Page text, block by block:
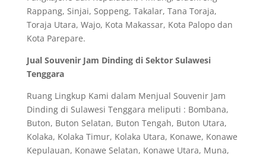
Rappang, Sinjai, Soppeng, Takalar, Tana Toraja,
Toraja Utara, Wajo, Kota Makassar, Kota Palopo dan
Kota Parepare.
Jual Souvenir Jam Dinding di Sektor Sulawesi
Tenggara
Ruang Lingkup Kami dalam Menjual Souvenir Jam
Dinding di Sulawesi Tenggara meliputi : Bombana,
Buton, Buton Selatan, Buton Tengah, Buton Utara,
Kolaka, Kolaka Timur, Kolaka Utara, Konawe, Konawe
Kepulauan, Konawe Selatan, Konawe Utara, Muna,